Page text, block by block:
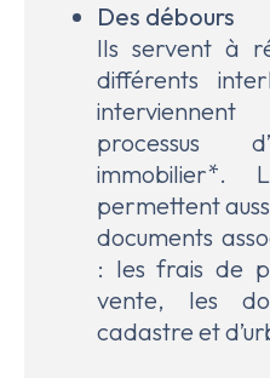
Des débours
Ils servent à
différents
processus
immobilier*.
permettent
documents
: les frais de
vente, les
cadastre et